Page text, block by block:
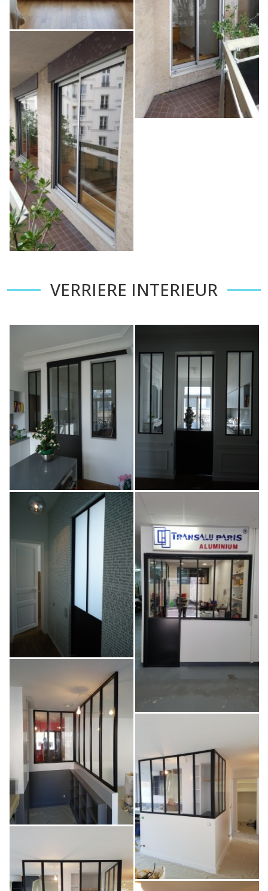
VERRIERE INTERIEUR